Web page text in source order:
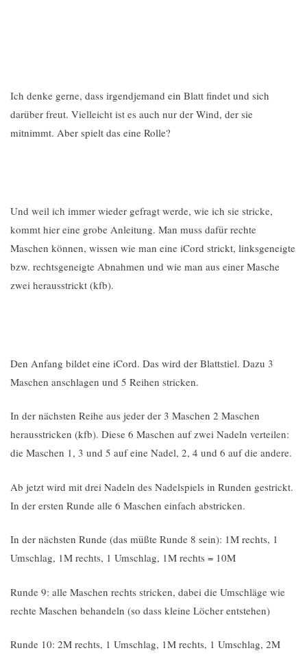
Ich denke gerne, dass irgendjemand ein Blatt findet und sich
darüber freut. Vielleicht ist es auch nur der Wind, der sie
mitnimmt. Aber spielt das eine Rolle?
Und weil ich immer wieder gefragt werde, wie ich sie stricke,
kommt hier eine grobe Anleitung. Man muss dafür rechte
Maschen können, wissen wie man eine iCord strickt, linksgeneigte
bzw. rechtsgeneigte Abnahmen und wie man aus einer Masche
zwei herausstrickt (kfb).
Den Anfang bildet eine iCord. Das wird der Blattstiel. Dazu 3
Maschen anschlagen und 5 Reihen stricken.
In der nächsten Reihe aus jeder der 3 Maschen 2 Maschen
herausstricken (kfb). Diese 6 Maschen auf zwei Nadeln verteilen:
die Maschen 1, 3 und 5 auf eine Nadel, 2, 4 und 6 auf die andere.
Ab jetzt wird mit drei Nadeln des Nadelspiels in Runden gestrickt.
In der ersten Runde alle 6 Maschen einfach abstricken.
In der nächsten Runde (das müßte Runde 8 sein): 1M rechts, 1
Umschlag, 1M rechts, 1 Umschlag, 1M rechts = 10M
Runde 9: alle Maschen rechts stricken, dabei die Umschläge wie
rechte Maschen behandeln (so dass kleine Löcher entstehen)
Runde 10: 2M rechts, 1 Umschlag, 1M rechts, 1 Umschlag, 2M